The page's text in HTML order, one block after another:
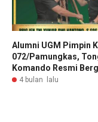
Alumni UGM Pimpin
072/Pamungkas,
Komando Resmi
4 bulan lalu